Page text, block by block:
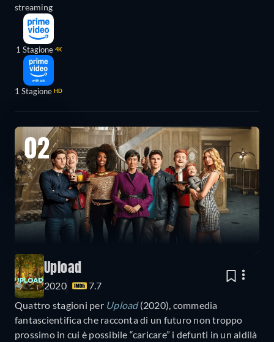
streaming
1 Stagione 4K
1 Stagione HD
02
Upload
2020
7.7
Quattro stagioni per Upload(2020), commedia
fantascientifica che racconta di un futuro non troppo
prossimo in cui è possibile “caricare” i defunti in un aldilà